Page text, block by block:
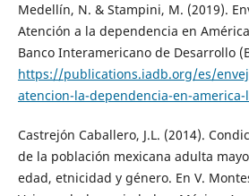
Medellín, N. & Stampini, M. (2019).
Atención a la dependencia en
Banco Interamericano de Desarrollo
https://publications.iadb.org/es/
atencion-la-dependencia-en-
Castrejón Caballero, J.L. (2014).
de la población mexicana adulta
edad, etnicidad y género. En V.